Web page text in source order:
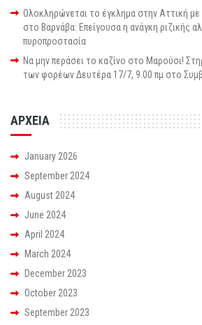
Ολοκληρώνεται το έγκλημα στην Αττική
στο Βαρνάβα: Επείγουσα η ανάγκη ριζικής
πυροπροστασία
Να μην περάσει το καζίνο στο Μαρούσι!
των φορέων Δευτέρα 17/7, 9.00 πμ στο
ΑΡΧΕΙΑ
January 2026
September 2024
August 2024
June 2024
April 2024
March 2024
December 2023
October 2023
September 2023